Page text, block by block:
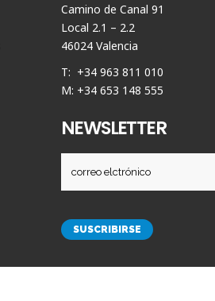
Camino de Canal 91
Local 2.1 – 2.2
46024 Valencia
T: +34 963 811 010
M: +34 653 148 555
NEWSLETTER